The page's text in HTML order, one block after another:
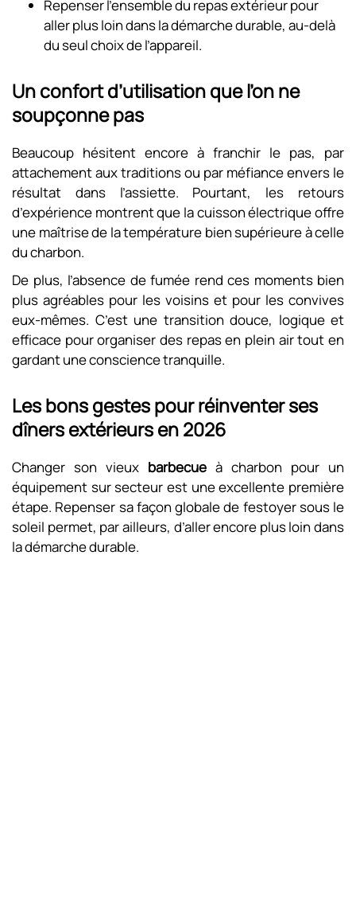
Repenser l’ensemble du repas extérieur pour
aller plus loin dans la démarche durable, au-delà
du seul choix de l’appareil.
Un confort d’utilisation que l’on ne
soupçonne pas
Beaucoup hésitent encore à franchir le pas, par
attachement aux traditions ou par méfiance envers le
résultat dans l’assiette. Pourtant, les retours
d’expérience montrent que la cuisson électrique offre
une maîtrise de la température bien supérieure à celle
du charbon.
De plus, l’absence de fumée rend ces moments bien
plus agréables pour les voisins et pour les convives
eux-mêmes. C’est une transition douce, logique et
efficace pour organiser des repas en plein air tout en
gardant une conscience tranquille.
Les bons gestes pour réinventer ses
dîners extérieurs en 2026
Changer son vieux barbecue à charbon pour un
équipement sur secteur est une excellente première
étape. Repenser sa façon globale de festoyer sous le
soleil permet, par ailleurs, d’aller encore plus loin dans
la démarche durable.